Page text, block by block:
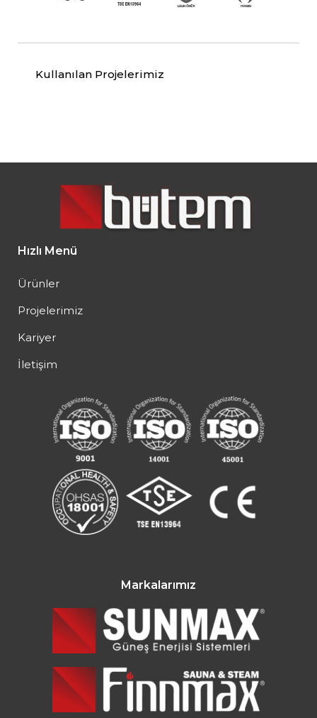
Kullanılan Projelerimiz
Hızlı Menü
Ürünler
Projelerimiz
Kariyer
İletişim
Markalarımız